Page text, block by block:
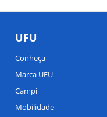
UFU
Conheça
Marca UFU
Campi
Mobilidade